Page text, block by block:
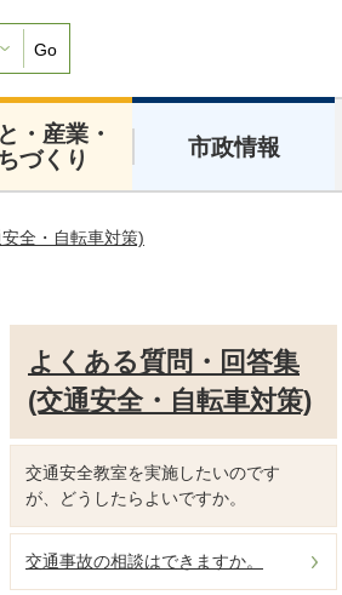
Go
・産業・
づくり
市政情報
全・自転車対策)
よくある質問・回答集
(交通安全・自転車対策)
交通安全教室を実施したいのです
が、どうしたらよいですか。
交通事故の相談はできますか。